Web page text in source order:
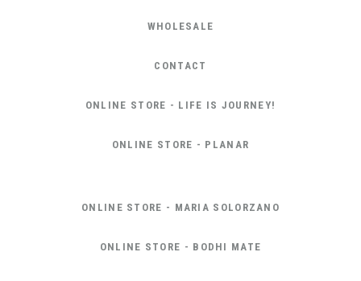
WHOLESALE
CONTACT
ONLINE STORE - LIFE IS JOURNEY!
ONLINE STORE - PLANAR
ONLINE STORE - MARIA SOLORZANO
ONLINE STORE - BODHI MATE